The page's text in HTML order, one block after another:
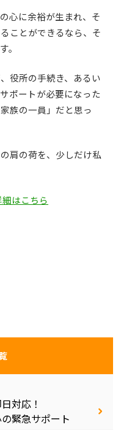
心に余裕が生まれ、そ
ことができるなら、そ
。
役所の手続き、あるい
ポートが必要になった
族の一員」だと思っ
肩の荷を、少しだけ私
はこちら
対応！
緊急サポート